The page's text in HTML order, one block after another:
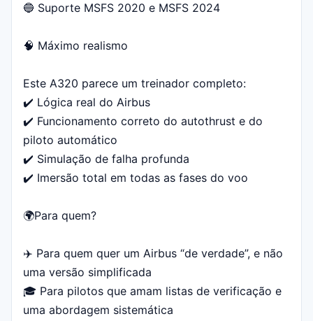
🔵 Suporte MSFS 2020 e MSFS 2024
🧠 Máximo realismo
Este A320 parece um treinador completo:
✔️ Lógica real do Airbus
✔️ Funcionamento correto do autothrust e do
piloto automático
✔️ Simulação de falha profunda
✔️ Imersão total em todas as fases do voo
🌍Para quem?
✈️ Para quem quer um Airbus “de verdade”, e não
uma versão simplificada
🎓 Para pilotos que amam listas de verificação e
uma abordagem sistemática